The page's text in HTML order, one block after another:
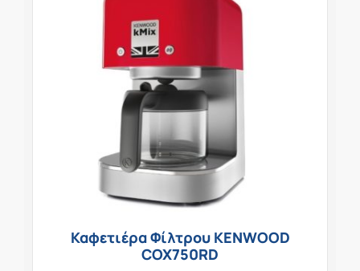
Καφετιέρα Φίλτρου KENWOOD
COX750RD